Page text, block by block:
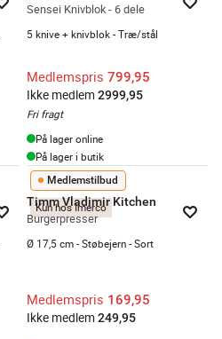
Sensei Knivblok - 6 dele
5 knive + knivblok - Træ/stål
Medlemspris 799,95
Ikke medlem 2999,95
Fri fragt
På lager online
På lager i butik
Kun hos Imerco
Medlemstilbud
Timm Vladimir Kitchen
Burgerpresser
Ø 17,5 cm - Støbejern - Sort
Medlemspris 169,95
Ikke medlem 249,95